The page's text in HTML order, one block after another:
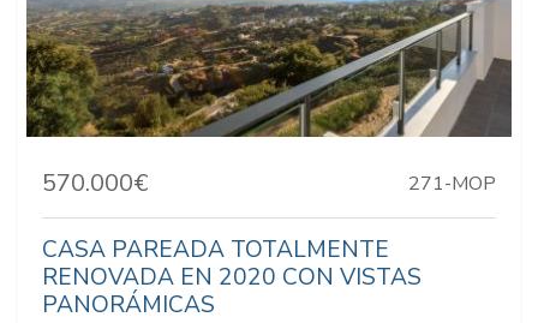
570.000€ 271-MOP
CASA PAREADA TOTALMENTE
RENOVADA EN 2020 CON VISTAS
PANORÁMICAS